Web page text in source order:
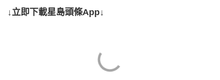
↓立即下載星島頭條App↓